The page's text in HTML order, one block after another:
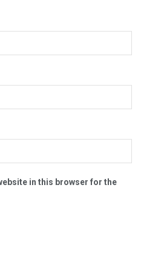
in this browser for the